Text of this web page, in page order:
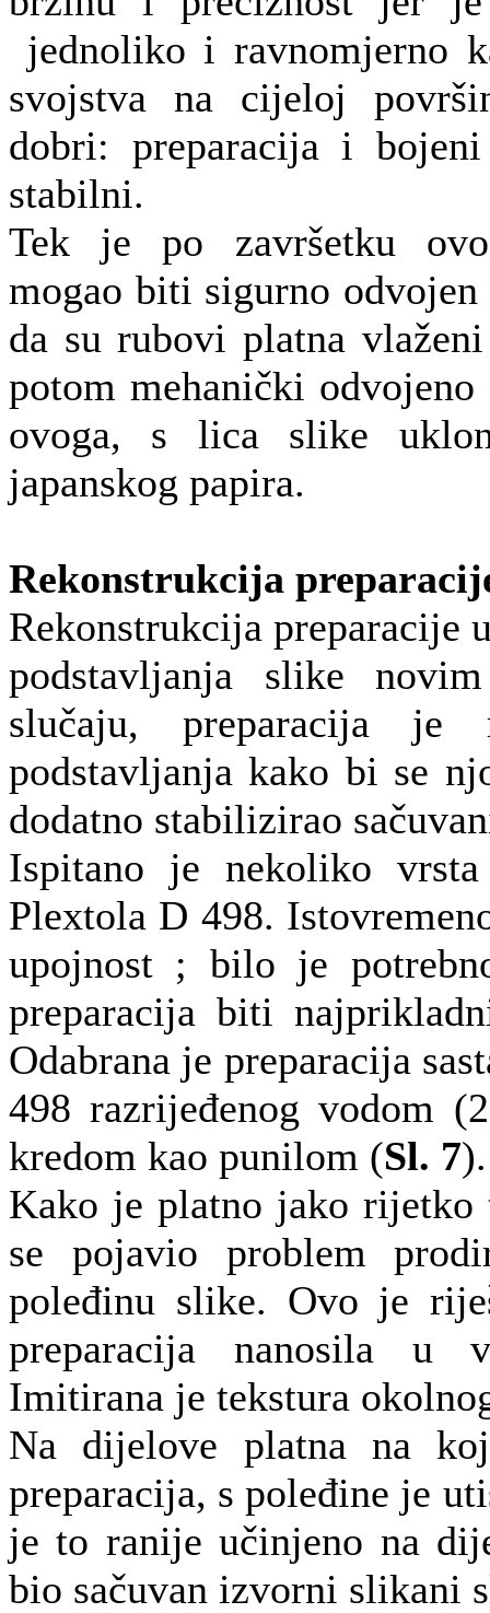
jednoliko i ravnomjerno
svojstva na cijeloj
dobri: preparacija i
stabilni.
Tek je po završetku
mogao biti sigurno
da su rubovi platna
potom mehanički
ovoga, s lica slike
japanskog papira.
Rekonstrukcija
Rekonstrukcija preparacije
podstavljanja slike
slučaju, preparacija je
podstavljanja kako bi se
dodatno stabilizirao
Ispitano je nekoliko
Plextola D 498.
upojnost ; bilo je
preparacija biti
Odabrana je preparacija
498 razrijeđenog vodom
kredom kao punilom (Sl. 7).
Kako je platno jako rijetko
se pojavio problem
poleđinu slike. Ovo je
preparacija nanosila u
Imitirana je tekstura
Na dijelove platna na
preparacija, s poleđine je
je to ranije učinjeno na
bio sačuvan izvorni slikani